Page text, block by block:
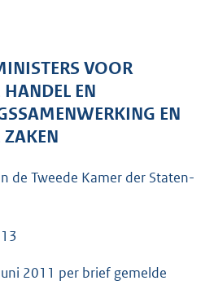
e
:
4
VOOR
EN
EN
ZAKEN
de Tweede Kamer der Staten-
2011 per brief gemelde